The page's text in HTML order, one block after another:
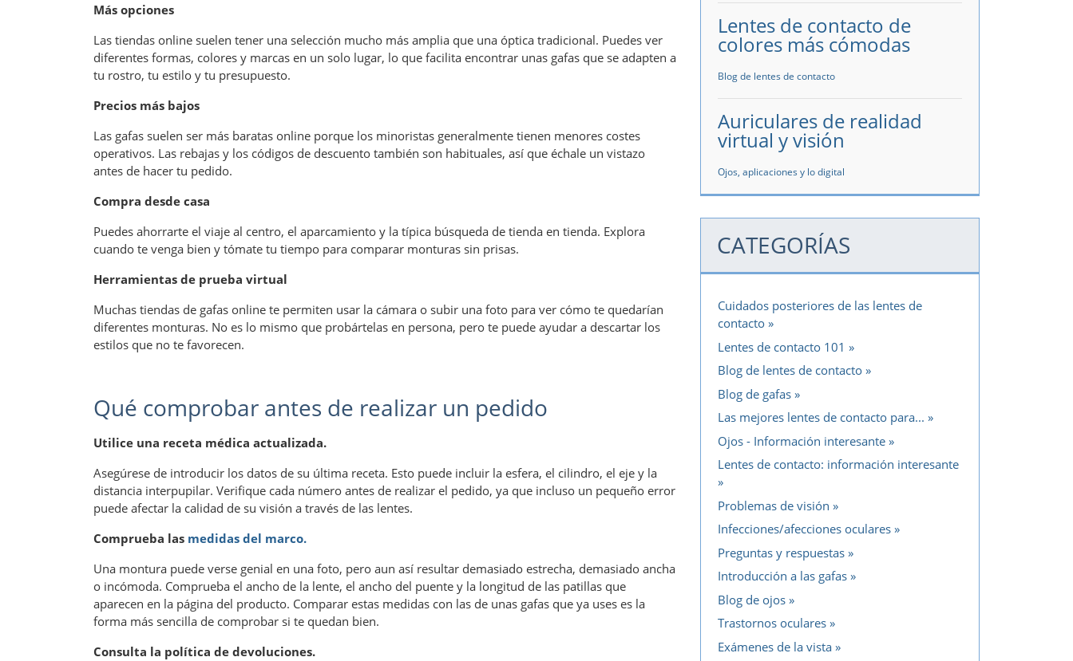
Más opciones
Las tiendas online suelen tener una selección mucho más amplia que una óptica tradicional. Puedes ver
diferentes formas, colores y marcas en un solo lugar, lo que facilita encontrar unas gafas que se adapten a
tu rostro, tu estilo y tu presupuesto.
Precios más bajos
Las gafas suelen ser más baratas online porque los minoristas generalmente tienen menores costes
operativos. Las rebajas y los códigos de descuento también son habituales, así que échale un vistazo
antes de hacer tu pedido.
Compra desde casa
Puedes ahorrarte el viaje al centro, el aparcamiento y la típica búsqueda de tienda en tienda. Explora
cuando te venga bien y tómate tu tiempo para comparar monturas sin prisas.
Herramientas de prueba virtual
Muchas tiendas de gafas online te permiten usar la cámara o subir una foto para ver cómo te quedarían
diferentes monturas. No es lo mismo que probártelas en persona, pero te puede ayudar a descartar los
estilos que no te favorecen.
Qué comprobar antes de realizar un pedido
Utilice una receta médica actualizada.
Asegúrese de introducir los datos de su última receta. Esto puede incluir la esfera, el cilindro, el eje y la
distancia interpupilar. Verifique cada número antes de realizar el pedido, ya que incluso un pequeño error
puede afectar la calidad de su visión a través de las lentes.
Comprueba las medidas del marco.
Una montura puede verse genial en una foto, pero aun así resultar demasiado estrecha, demasiado ancha
o incómoda. Comprueba el ancho de la lente, el ancho del puente y la longitud de las patillas que
aparecen en la página del producto. Comparar estas medidas con las de unas gafas que ya uses es la
forma más sencilla de comprobar si te quedan bien.
Consulta la política de devoluciones.
Lentes de contacto de
colores más cómodas
Blog de lentes de contacto
Auriculares de realidad
virtual y visión
Ojos, aplicaciones y lo digital
CATEGORÍAS
Cuidados posteriores de las lentes de
contacto
Lentes de contacto 101
Blog de lentes de contacto
Blog de gafas
Las mejores lentes de contacto para...
Ojos - Información interesante
Lentes de contacto: información interesante
Problemas de visión
Infecciones/afecciones oculares
Preguntas y respuestas
Introducción a las gafas
Blog de ojos
Trastornos oculares
Exámenes de la vista